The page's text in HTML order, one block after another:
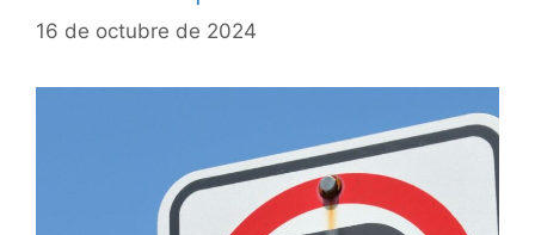
16 de octubre de 2024